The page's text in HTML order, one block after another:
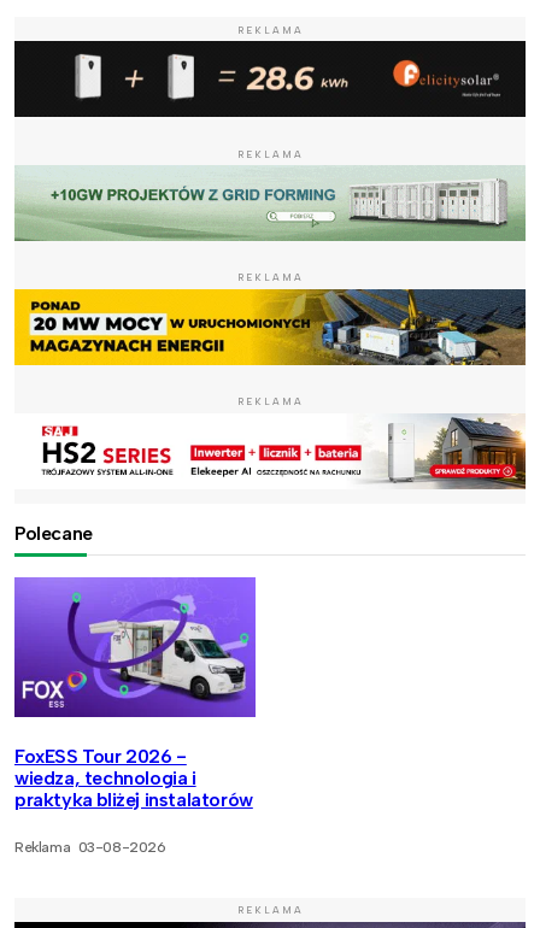
REKLAMA
REKLAMA
REKLAMA
REKLAMA
Polecane
FoxESS Tour 2026 -
wiedza, technologia i
praktyka bliżej instalatorów
Reklama 03-08-2026
REKLAMA